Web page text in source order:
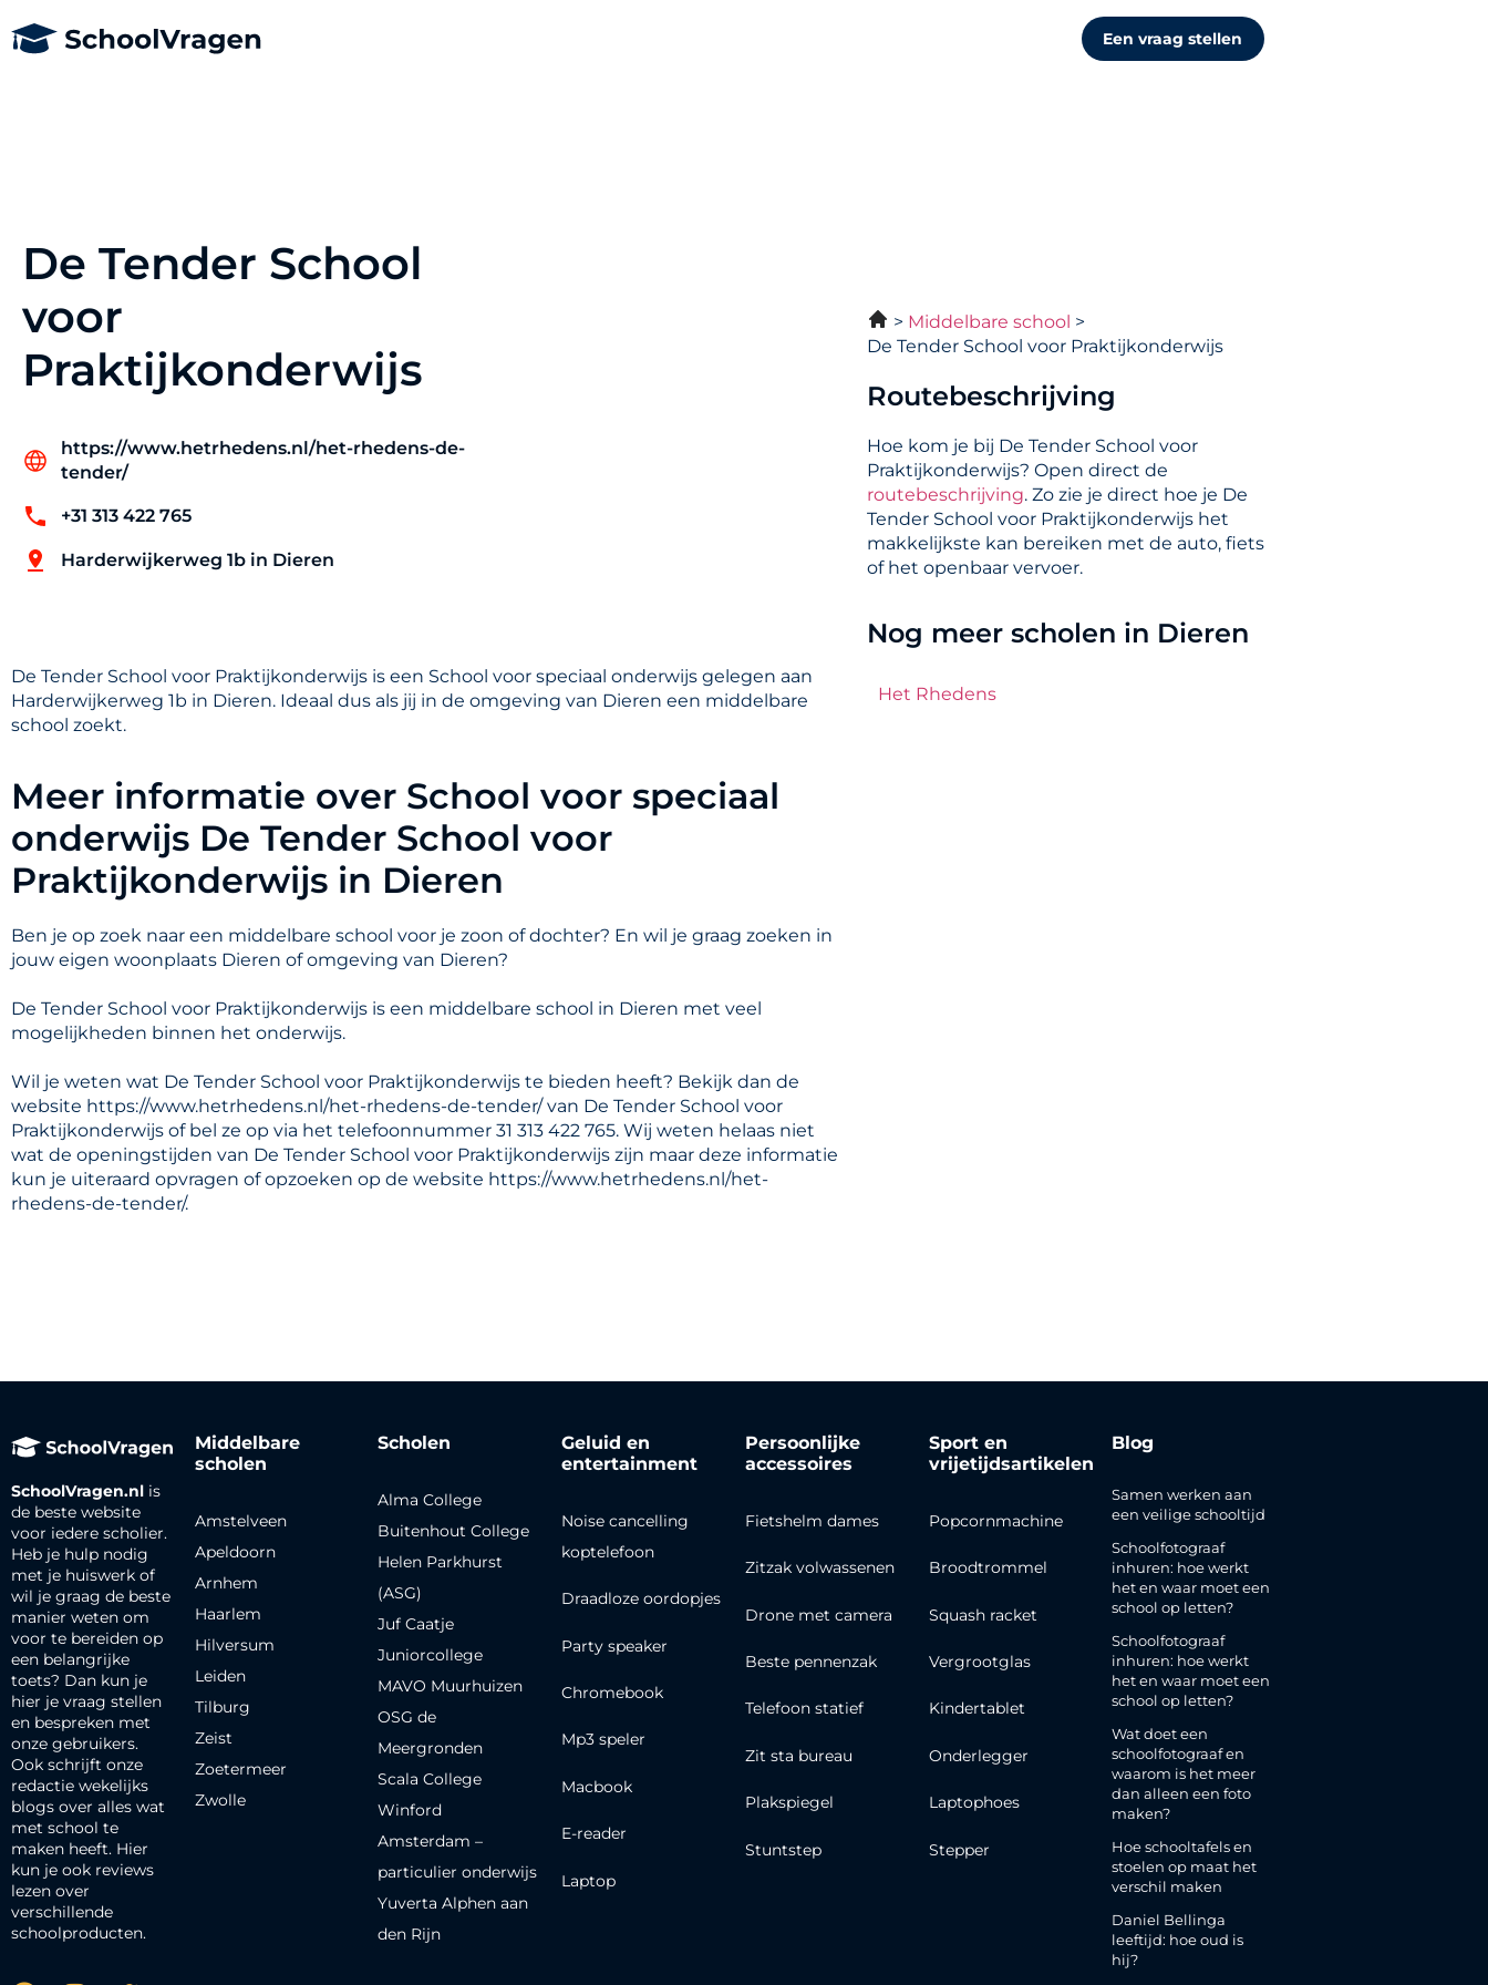
Een vraag stellen
De Tender School
voor
Praktijkonderwijs
https://www.hetrhedens.nl/het-rhedens-de-
tender/
+31 313 422 765
Harderwijkerweg 1b in Dieren
De Tender School voor Praktijkonderwijs is een School voor speciaal onderwijs gelegen aan
Harderwijkerweg 1b in Dieren. Ideaal dus als jij in de omgeving van Dieren een middelbare
school zoekt.
Meer informatie over School voor speciaal
onderwijs De Tender School voor
Praktijkonderwijs in Dieren
Ben je op zoek naar een middelbare school voor je zoon of dochter? En wil je graag zoeken in
jouw eigen woonplaats Dieren of omgeving van Dieren?
De Tender School voor Praktijkonderwijs is een middelbare school in Dieren met veel
mogelijkheden binnen het onderwijs.
Wil je weten wat De Tender School voor Praktijkonderwijs te bieden heeft? Bekijk dan de
website https://www.hetrhedens.nl/het-rhedens-de-tender/ van De Tender School voor
Praktijkonderwijs of bel ze op via het telefoonnummer 31 313 422 765. Wij weten helaas niet
wat de openingstijden van De Tender School voor Praktijkonderwijs zijn maar deze informatie
kun je uiteraard opvragen of opzoeken op de website https://www.hetrhedens.nl/het-
rhedens-de-tender/.
Middelbare school
De Tender School voor Praktijkonderwijs
Routebeschrijving
Hoe kom je bij De Tender School voor
Praktijkonderwijs? Open direct de
routebeschrijving. Zo zie je direct hoe je De
Tender School voor Praktijkonderwijs het
makkelijkste kan bereiken met de auto, fiets
of het openbaar vervoer.
Nog meer scholen in Dieren
Het Rhedens
SchoolVragen.nl is
de beste website
voor iedere scholier.
Heb je hulp nodig
met je huiswerk of
wil je graag de beste
manier weten om
voor te bereiden op
een belangrijke
toets? Dan kun je
hier je vraag stellen
en bespreken met
onze gebruikers.
Ook schrijft onze
redactie wekelijks
blogs over alles wat
met school te
maken heeft. Hier
kun je ook reviews
lezen over
verschillende
schoolproducten.
Middelbare
scholen
Amstelveen
Apeldoorn
Arnhem
Haarlem
Hilversum
Leiden
Tilburg
Zeist
Zoetermeer
Zwolle
Scholen
Alma College
Buitenhout College
Helen Parkhurst
(ASG)
Juf Caatje
Juniorcollege
MAVO Muurhuizen
OSG de
Meergronden
Scala College
Winford
Amsterdam –
particulier onderwijs
Yuverta Alphen aan
den Rijn
Geluid en
entertainment
Noise cancelling
koptelefoon
Draadloze oordopjes
Party speaker
Chromebook
Mp3 speler
Macbook
E-reader
Laptop
Persoonlijke
accessoires
Fietshelm dames
Zitzak volwassenen
Drone met camera
Beste pennenzak
Telefoon statief
Zit sta bureau
Plakspiegel
Stuntstep
Sport en
vrijetijdsartikelen
Popcornmachine
Broodtrommel
Squash racket
Vergrootglas
Kindertablet
Onderlegger
Laptophoes
Stepper
Blog
Samen werken aan
een veilige schooltijd
Schoolfotograaf
inhuren: hoe werkt
het en waar moet een
school op letten?
Schoolfotograaf
inhuren: hoe werkt
het en waar moet een
school op letten?
Wat doet een
schoolfotograaf en
waarom is het meer
dan alleen een foto
maken?
Hoe schooltafels en
stoelen op maat het
verschil maken
Daniel Bellinga
leeftijd: hoe oud is
hij?